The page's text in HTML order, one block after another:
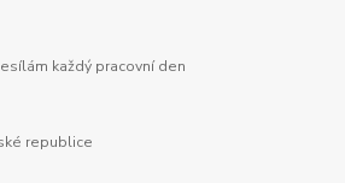
každý pracovní den
republice